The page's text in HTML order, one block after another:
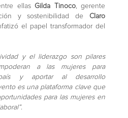
ellasGilda Tinoco, gerente
y sostenibilidad de Claro
el papel transformador del
y el liderazgo son pilares
a las mujeres para
y aportar al desarrollo
es una plataforma clave que
para las mujeres en
.